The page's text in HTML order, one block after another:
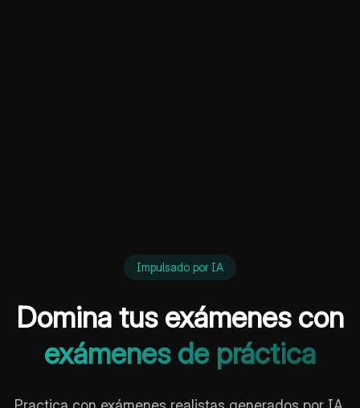
Impulsado por IA
Domina tus exámenes con
exámenes de práctica